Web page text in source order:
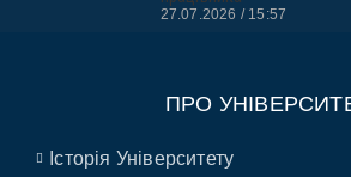
27.07.2026 15:57
ПРО
Історія Університету